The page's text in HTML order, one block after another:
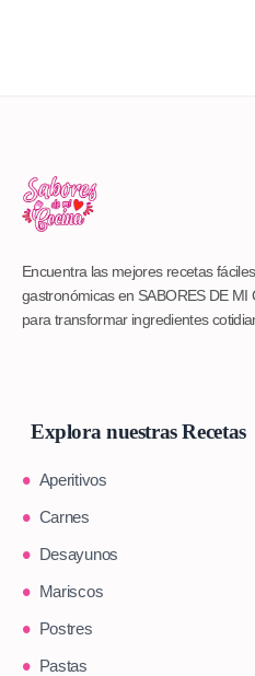
Encuentra las mejores recetas
gastronómicas en SABORES DE MI
para transformar ingredientes
Explora nuestras Recetas
Aperitivos
Carnes
Desayunos
Mariscos
Postres
Pastas